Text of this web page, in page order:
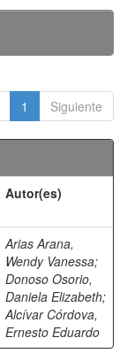
1 Siguiente
Autor(es)
Arias Arana,
Wendy Vanessa;
Donoso Osorio,
Daniela Elizabeth;
Alcívar Córdova,
Ernesto Eduardo